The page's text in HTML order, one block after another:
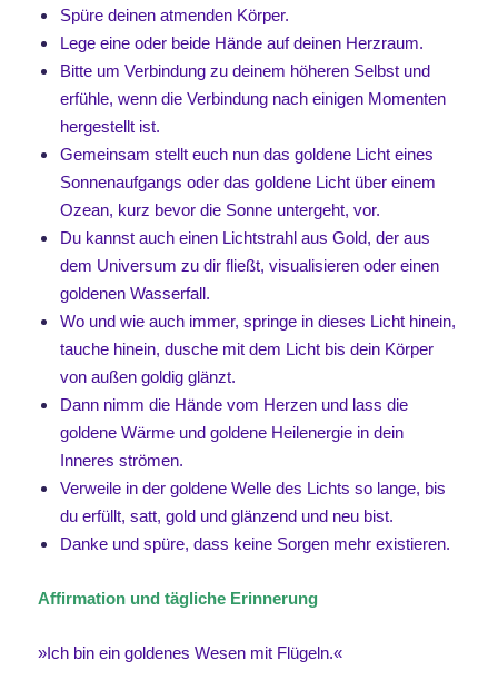
Spüre deinen atmenden Körper.
Lege eine oder beide Hände auf deinen Herzraum.
Bitte um Verbindung zu deinem höheren Selbst und
erfühle, wenn die Verbindung nach einigen Momenten
hergestellt ist.
Gemeinsam stellt euch nun das goldene Licht eines
Sonnenaufgangs oder das goldene Licht über einem
Ozean, kurz bevor die Sonne untergeht, vor.
Du kannst auch einen Lichtstrahl aus Gold, der aus
dem Universum zu dir fließt, visualisieren oder einen
goldenen Wasserfall.
Wo und wie auch immer, springe in dieses Licht hinein,
tauche hinein, dusche mit dem Licht bis dein Körper
von außen goldig glänzt.
Dann nimm die Hände vom Herzen und lass die
goldene Wärme und goldene Heilenergie in dein
Inneres strömen.
Verweile in der goldene Welle des Lichts so lange, bis
du erfüllt, satt, gold und glänzend und neu bist.
Danke und spüre, dass keine Sorgen mehr existieren.
Affirmation und tägliche Erinnerung
»Ich bin ein goldenes Wesen mit Flügeln.«